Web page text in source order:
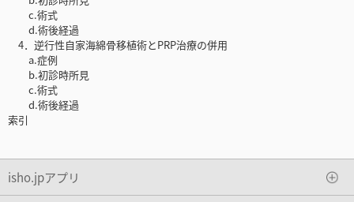
c.術式
d.術後経過
4．逆行性自家海綿骨移植術とPRP治療の併用
a.症例
b.初診時所見
c.術式
d.術後経過
索引
isho.jpアプリ